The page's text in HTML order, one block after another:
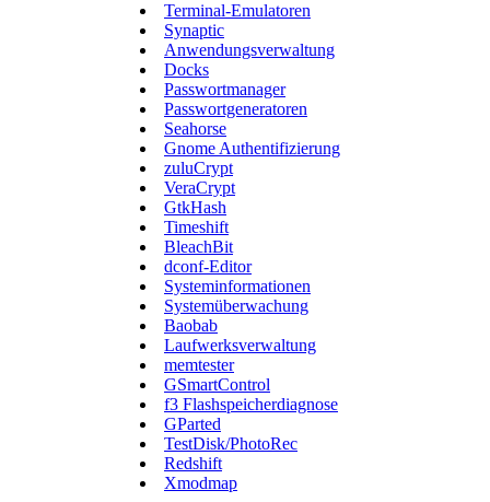
Terminal-Emulatoren
Synaptic
Anwendungsverwaltung
Docks
Passwortmanager
Passwortgeneratoren
Seahorse
Gnome Authentifizierung
zuluCrypt
VeraCrypt
GtkHash
Timeshift
BleachBit
dconf-Editor
Systeminformationen
Systemüberwachung
Baobab
Laufwerksverwaltung
memtester
GSmartControl
f3 Flashspeicherdiagnose
GParted
TestDisk/PhotoRec
Redshift
Xmodmap